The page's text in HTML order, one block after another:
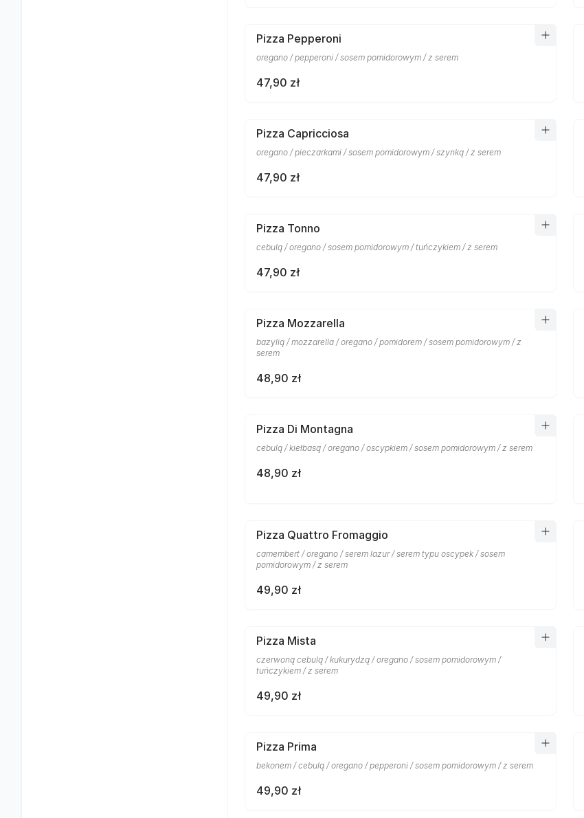
Pizza Pepperoni
oregano / pepperoni / sosem pomidorowym / z serem
47,90 zł
Pizza Capricciosa
oregano / pieczarkami / sosem pomidorowym / szynką / z serem
47,90 zł
Pizza Tonno
cebulą / oregano / sosem pomidorowym / tuńczykiem / z serem
47,90 zł
Pizza Mozzarella
bazylią / mozzarella / oregano / pomidorem / sosem pomidorowym / z
serem
48,90 zł
Pizza Di Montagna
cebulą / kiełbasą / oregano / oscypkiem / sosem pomidorowym / z serem
48,90 zł
Pizza Quattro Fromaggio
camembert / oregano / serem lazur / serem typu oscypek / sosem
pomidorowym / z serem
49,90 zł
Pizza Mista
czerwoną cebulą / kukurydzą / oregano / sosem pomidorowym /
tuńczykiem / z serem
49,90 zł
Pizza Prima
bekonem / cebulą / oregano / pepperoni / sosem pomidorowym / z serem
49,90 zł